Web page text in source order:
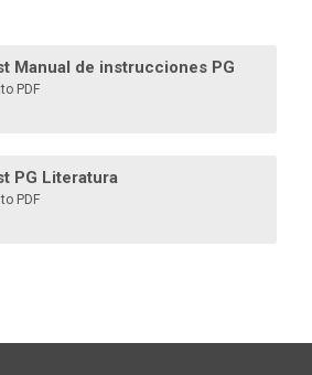
Manual de instrucciones PG
PDF
PG Literatura
PDF